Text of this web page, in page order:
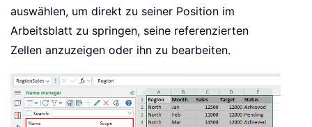
auswählen, um direkt zu seiner Position im
Arbeitsblatt zu springen, seine referenzierten
Zellen anzuzeigen oder ihn zu bearbeiten.